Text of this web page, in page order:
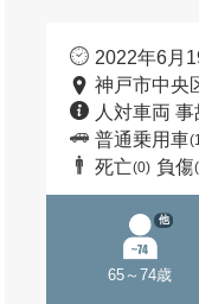
2022年6月
神戸市中央
人対車両 事
普通乗用車
死亡(0) 負傷
65～74歳
他